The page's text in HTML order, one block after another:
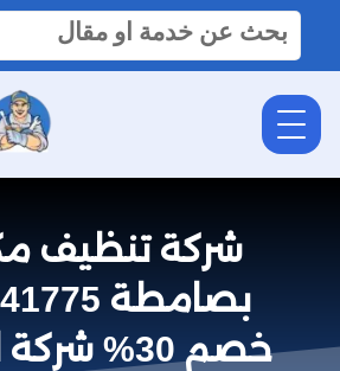
البحث
عن:
شركة تنظيف
بصامطة
خصم 30% شركة الصفوة